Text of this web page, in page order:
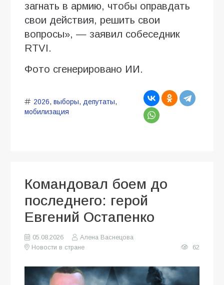
загнать в армию, чтобы оправдать
свои действия, решить свои
вопросы», — заявил собеседник
RTVI.
Фото сгенерировано ИИ.
2026, выборы, депутаты,
мобилизация
Командовал боем до
последнего: герой
Евгений Остапенко
05.08.2026
Алена Васнецова
Новости в стране
62